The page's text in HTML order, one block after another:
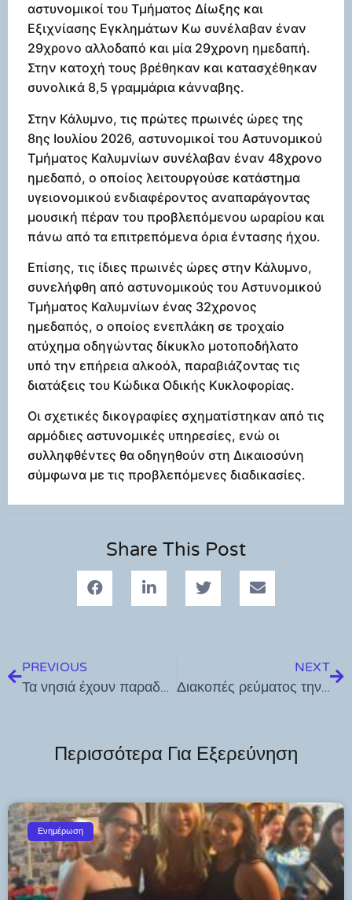
αστυνομικοί του Τμήματος Δίωξης και
Εξιχνίασης Εγκλημάτων Κω συνέλαβαν έναν
29χρονο αλλοδαπό και μία 29χρονη ημεδαπή.
Στην κατοχή τους βρέθηκαν και κατασχέθηκαν
συνολικά 8,5 γραμμάρια κάνναβης.
Στην Κάλυμνο, τις πρώτες πρωινές ώρες της
8ης Ιουλίου 2026, αστυνομικοί του Αστυνομικού
Τμήματος Καλυμνίων συνέλαβαν έναν 48χρονο
ημεδαπό, ο οποίος λειτουργούσε κατάστημα
υγειονομικού ενδιαφέροντος αναπαράγοντας
μουσική πέραν του προβλεπόμενου ωραρίου και
πάνω από τα επιτρεπόμενα όρια έντασης ήχου.
Επίσης, τις ίδιες πρωινές ώρες στην Κάλυμνο,
συνελήφθη από αστυνομικούς του Αστυνομικού
Τμήματος Καλυμνίων ένας 32χρονος
ημεδαπός, ο οποίος ενεπλάκη σε τροχαίο
ατύχημα οδηγώντας δίκυκλο μοτοποδήλατο
υπό την επήρεια αλκοόλ, παραβιάζοντας τις
διατάξεις του Κώδικα Οδικής Κυκλοφορίας.
Οι σχετικές δικογραφίες σχηματίστηκαν από τις
αρμόδιες αστυνομικές υπηρεσίες, ενώ οι
συλληφθέντες θα οδηγηθούν στη Δικαιοσύνη
σύμφωνα με τις προβλεπόμενες διαδικασίες.
Share This Post
PREVIOUS
Τα νησιά έχουν παραδοθεί στις κερδοσκοπικές διαθέσεις των ιδιωτών με τις ευλογίες της κυβέρνησης – Επεισόδιο 1
NEXT
Διακοπές ρεύματος την Παρασκευή 10 Ιουλίου σε περιοχές της Κω – Δείτε τις ώρες και τις περιοχές που επηρεάζονται
Περισσότερα Για Εξερεύνηση
Ενημέρωση